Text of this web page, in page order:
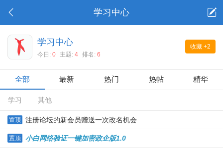
学习中心
收藏 +2
学习中心
今日: 0 主题: 4 排名: 6
全部 最新 热门 热帖 精华
学习 其他
置顶 注册论坛的新会员赠送一次改名机会
置顶 小白网络验证一键加密政企版1.0